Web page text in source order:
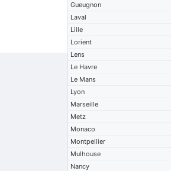
Gueugnon
Laval
Lille
Lorient
Lens
Le Havre
Le Mans
Lyon
Marseille
Metz
Monaco
Montpellier
Mulhouse
Nancy